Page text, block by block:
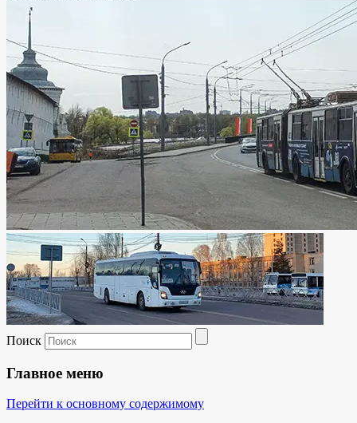
Поиск
Главное меню
Перейти к основному содержимому